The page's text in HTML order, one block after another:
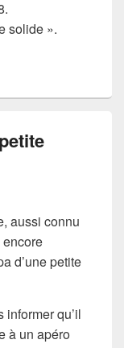
solide ».
aussi connu
d’une petite
informer qu’il
à un apéro